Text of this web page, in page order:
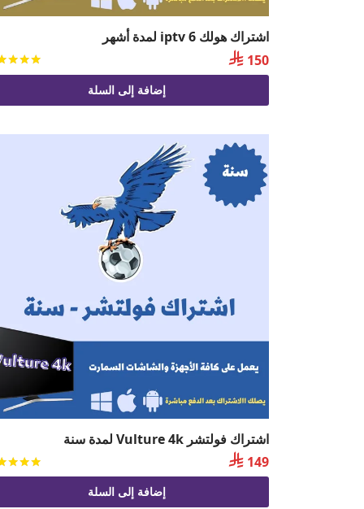
اشتراك هولك iptv 6 لمدة أشهر
 150
إضافة إلى السلة
اشتراك فولتشر Vulture 4k لمدة سنة
 149
إضافة إلى السلة